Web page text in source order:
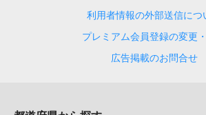
利用者情報の外部送信につ
プレミアム会員登録の変更
広告掲載のお問合せ